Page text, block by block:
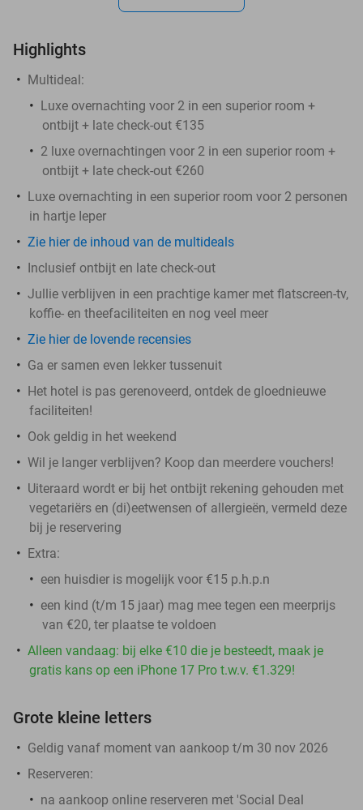
Highlights
Multideal:
Luxe overnachting voor 2 in een superior room +
ontbijt + late check-out €135
2 luxe overnachtingen voor 2 in een superior room +
ontbijt + late check-out €260
Luxe overnachting in een superior room voor 2 personen
in hartje Ieper
Zie hier de inhoud van de multideals
Inclusief ontbijt en late check-out
Jullie verblijven in een prachtige kamer met flatscreen-tv,
koffie- en theefaciliteiten en nog veel meer
Zie hier de lovende recensies
Ga er samen even lekker tussenuit
Het hotel is pas gerenoveerd, ontdek de gloednieuwe
faciliteiten!
Ook geldig in het weekend
Wil je langer verblijven? Koop dan meerdere vouchers!
Uiteraard wordt er bij het ontbijt rekening gehouden met
vegetariërs en (di)eetwensen of allergieën, vermeld deze
bij je reservering
Extra:
een huisdier is mogelijk voor €15 p.h.p.n
een kind (t/m 15 jaar) mag mee tegen een meerprijs
van €20, ter plaatse te voldoen
Alleen vandaag: bij elke €10 die je besteedt, maak je
gratis kans op een iPhone 17 Pro t.w.v. €1.329!
Grote kleine letters
Geldig vanaf moment van aankoop t/m 30 nov 2026
Reserveren:
na aankoop online reserveren met 'Social Deal